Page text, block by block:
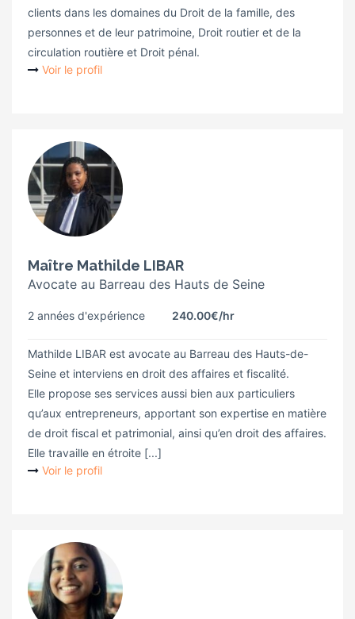
clients dans les domaines du Droit de la famille, des
personnes et de leur patrimoine, Droit routier et de la
circulation routière et Droit pénal.
Voir le profil
Maître Mathilde LIBAR
Avocate au Barreau des Hauts de Seine
2 années d'expérience 240.00€/hr
Mathilde LIBAR est avocate au Barreau des Hauts-de-
Seine et interviens en droit des affaires et fiscalité.
Elle propose ses services aussi bien aux particuliers
qu’aux entrepreneurs, apportant son expertise en matière
de droit fiscal et patrimonial, ainsi qu’en droit des affaires.
Elle travaille en étroite [...]
Voir le profil